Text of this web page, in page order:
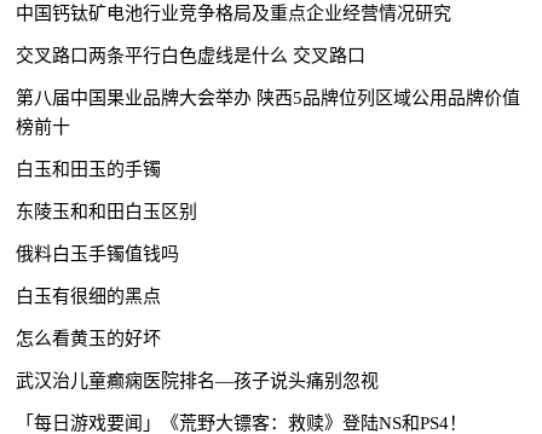
中国钙钛矿电池行业竞争格局及重点企业经营情况研究
交叉路口两条平行白色虚线是什么 交叉路口
第八届中国果业品牌大会举办 陕西5品牌位列区域公用品牌价值
榜前十
白玉和田玉的手镯
东陵玉和和田白玉区别
俄料白玉手镯值钱吗
白玉有很细的黑点
怎么看黄玉的好坏
武汉治儿童癫痫医院排名—孩子说头痛别忽视
「每日游戏要闻」​《荒野大镖客：救赎》登陆NS和PS4！